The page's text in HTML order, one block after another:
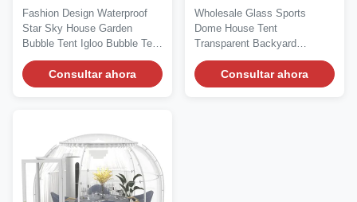
Jardín a prueba de
intemperie Tienda
burbuja Igloo
Impermeable
Fashion Design Waterproof
Star Sky House Garden
Bubble Tent Igloo Bubble Tent
Dome house is...
Consultar ahora
electrostáticas Diseño
contemporáneo Sala de
sol Diseño
contemporáneo Igloo
Wholesale Glass Sports
Dome House Tent
Transparent Backyard
Sunroom Igloo Bubble Tent
Silk Road...Consultar ahora